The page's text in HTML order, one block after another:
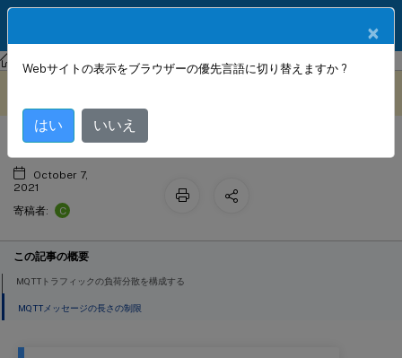
NetScaler NetScaler ADC 13.0
MQTT負荷分散
October 7,
2021
寄稿者:
C
この記事の概要
MQTTトラフィックの負荷分散を構成する
MQTTメッセージの長さの制限
×
Webサイトの表示をブラウザーの優先言語に切り替えますか ?
はい いいえ